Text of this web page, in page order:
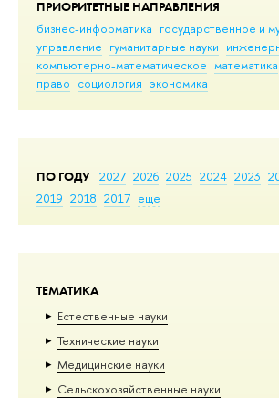
ПРИОРИТЕТНЫЕ НАПРАВЛЕНИЯ
бизнес-информатика государственное и
управление гуманитарные науки
компьютерно-математическое математика
право социология экономика
ПО ГОДУ 2027 2026 2025 2024 2023
2019 2018 2017 еще
ТЕМАТИКА
Естественные науки
Тех­ничес­кие науки
Медицинские науки
Сельскохозяйственные науки